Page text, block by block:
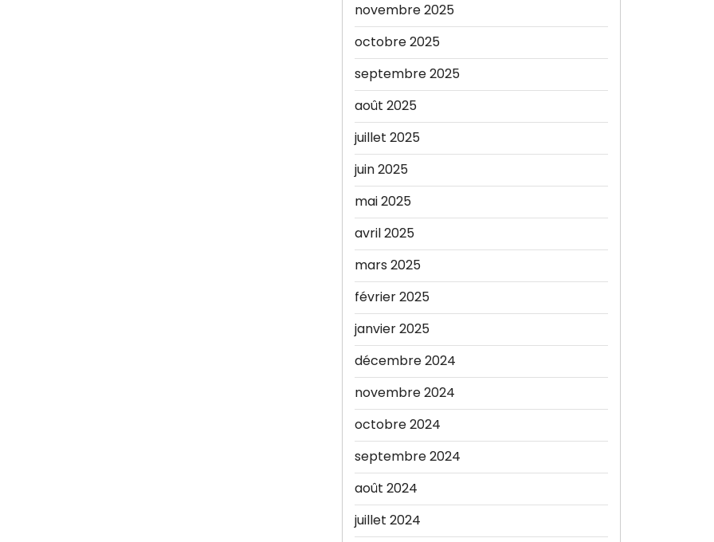
novembre 2025
octobre 2025
septembre 2025
août 2025
juillet 2025
juin 2025
mai 2025
avril 2025
mars 2025
février 2025
janvier 2025
décembre 2024
novembre 2024
octobre 2024
septembre 2024
août 2024
juillet 2024